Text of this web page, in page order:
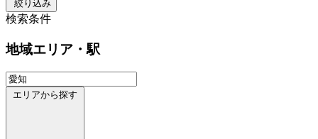
絞り込み
検索条件
地域エリア・駅
エリアから探す